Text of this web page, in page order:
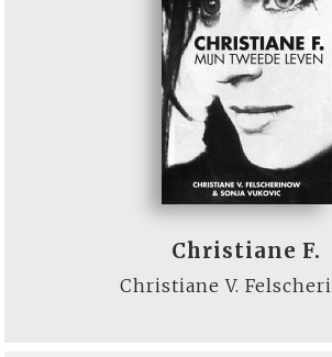
Christiane F.
Christiane V.